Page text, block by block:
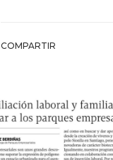
COMPARTIR